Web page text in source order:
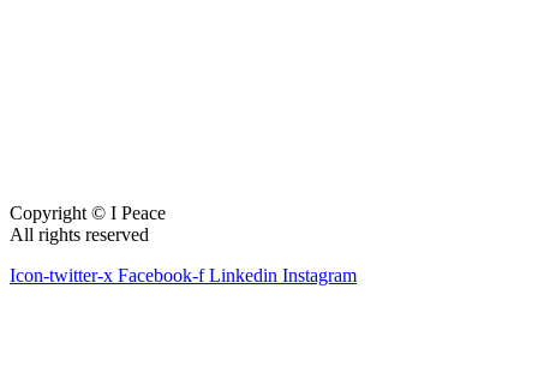
Copyright © I Peace
All rights reserved
Icon-twitter-x Facebook-f Linkedin Instagram